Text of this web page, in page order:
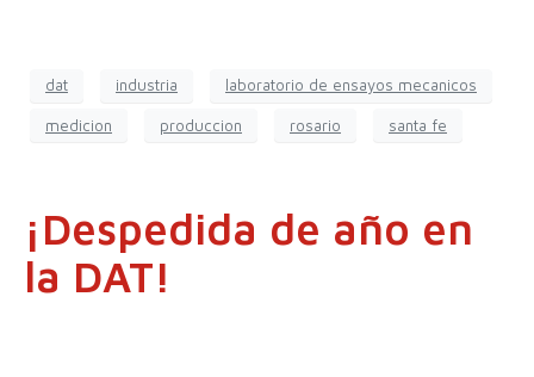
dat industria laboratorio de ensayos mecanicos
medicion produccion rosario santa fe
¡Despedida de año en
la DAT!